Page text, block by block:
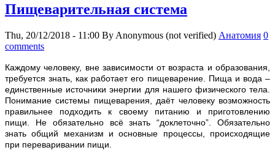
Пищеварительная система
Thu, 20/12/2018 - 11:00 By Anonymous (not verified) Анатомия 0
comments
Каждому человеку, вне зависимости от возраста и образования,
требуется знать, как работает его пищеварение. Пища и вода –
единственные источники энергии для нашего физического тела.
Понимание системы пищеварения, даёт человеку возможность
правильнее подходить к своему питанию и приготовлению
пищи. Не обязательно всё знать “доклеточно”. Обязательно
знать общий механизм и основные процессы, происходящие
при переваривании пищи.